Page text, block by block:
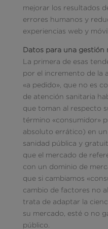
mejorar los resultados
errores humanos y
experiencias web y
Datos para una gestión
La primera de esas
por el incremento de la
«a pedido», que no es
de atención sanitaria
que toman al respecto
término «consumidor»
absoluto errático) en
sanidad pública y
que el mercado de
con un dominio de
que si cambiamos
cambio de factores no
trata de adaptar la
su mercado, esté o no
público.